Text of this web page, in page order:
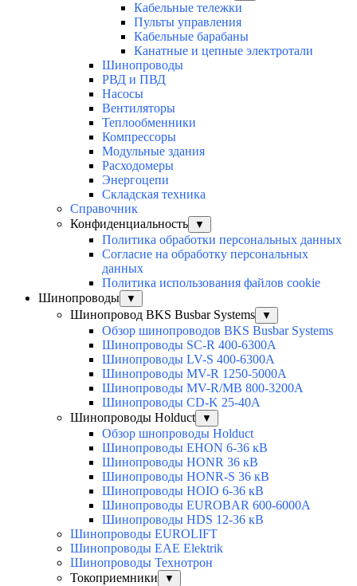
Кабельные тележки
Пульты управления
Кабельные барабаны
Канатные и цепные электротали
Шинопроводы
РВД и ПВД
Насосы
Вентиляторы
Теплообменники
Компрессоры
Модульные здания
Расходомеры
Энергоцепи
Складская техника
Справочник
Конфиденциальность
▼
Политика обработки персональных данных
Согласие на обработку персональных
данных
Политика использования файлов cookie
Шинопроводы
▼
Шинопровод BKS Busbar Systems ▼
Обзор шинопроводов BKS Busbar Systems
Шинопроводы SC-R 400-6300A
Шинопроводы LV-S 400-6300A
Шинопроводы MV-R 1250-5000A
Шинопроводы MV-R/MB 800-3200A
Шинопроводы CD-K 25-40A
Шинопроводы Holduct
▼
Обзор шнопроводы Holduct
Шинопроводы EHON 6-36 кВ
Шинопроводы HONR 36 кВ
Шинопроводы HONR-S 36 кВ
Шинопроводы HOIO 6-36 кВ
Шинопроводы EUROBAR 600-6000A
Шинопроводы HDS 12-36 кВ
Шинопроводы EUROLIFT
Шинопроводы EAE Elektrik
Шинопроводы Технотрон
Токоприемники
▼